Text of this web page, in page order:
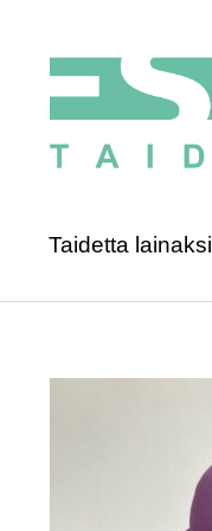
Taidetta lainaksi